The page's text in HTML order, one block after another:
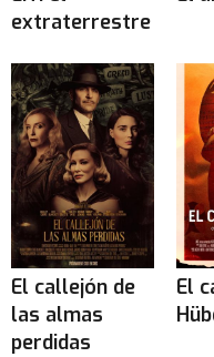
extraterrestre
El callejón de
las almas
perdidas
El